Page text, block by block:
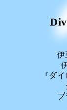
伊
『ダ
ブ